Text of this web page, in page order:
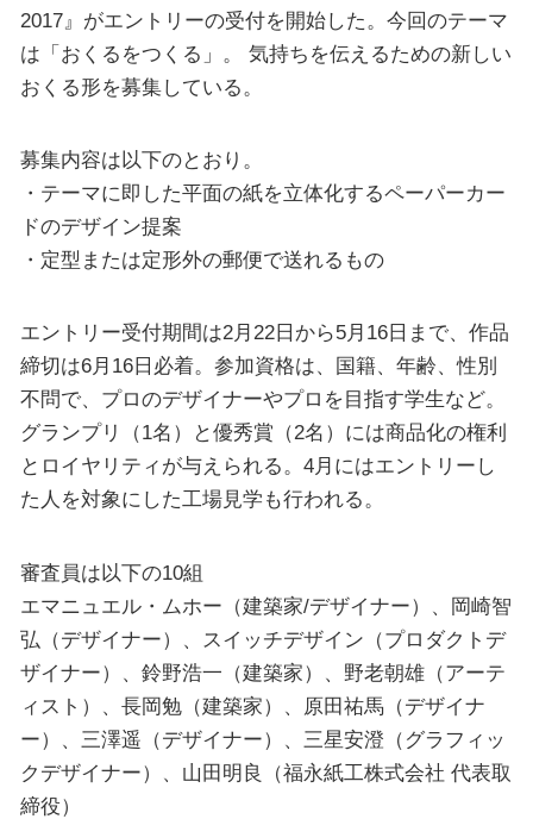
2017』がエントリーの受付を開始した。今回のテーマ
は「おくるをつくる」。 気持ちを伝えるための新しい
おくる形を募集している。
募集内容は以下のとおり。
・テーマに即した平面の紙を立体化するペーパーカー
ドのデザイン提案
・定型または定形外の郵便で送れるもの
エントリー受付期間は2月22日から5月16日まで、作品
締切は6月16日必着。参加資格は、国籍、年齢、性別
不問で、プロのデザイナーやプロを目指す学生など。
グランプリ（1名）と優秀賞（2名）には商品化の権利
とロイヤリティが与えられる。4月にはエントリーし
た人を対象にした工場見学も行われる。
審査員は以下の10組
エマニュエル・ムホー（建築家/デザイナー）、岡崎智
弘（デザイナー）、スイッチデザイン（プロダクトデ
ザイナー）、鈴野浩一（建築家）、野老朝雄（アーテ
ィスト）、長岡勉（建築家）、原田祐馬（デザイナ
ー）、三澤遥（デザイナー）、三星安澄（グラフィッ
クデザイナー）、山田明良（福永紙工株式会社 代表取
締役）